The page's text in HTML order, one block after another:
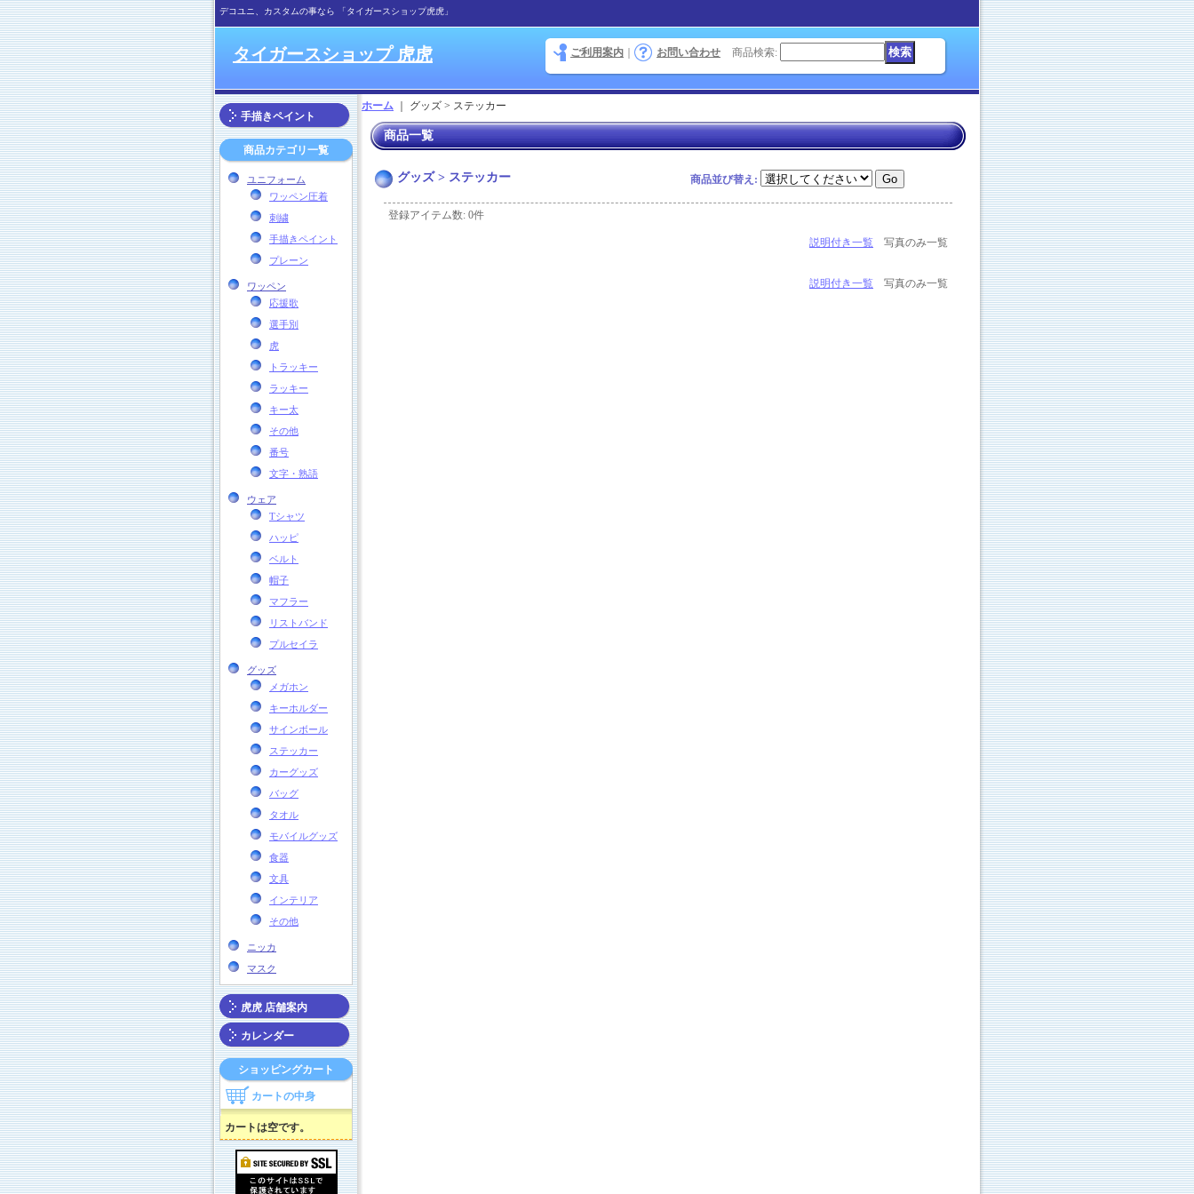
デコユニ、カスタムの事なら 「タイガースショップ虎虎」
タイガースショップ 虎虎 ご利用案内 お問い合わせ 商品検索:
手描きペイント
商品カテゴリ一覧
ユニフォーム
ワッペン圧着
刺繍
手描きペイント
プレーン
ワッペン
応援歌
選手別
虎
トラッキー
ラッキー
キー太
その他
番号
文字・熟語
ウェア
Tシャツ
ハッピ
ベルト
帽子
マフラー
リストバンド
プルセイラ
グッズ
メガホン
キーホルダー
サインボール
ステッカー
カーグッズ
バッグ
タオル
モバイルグッズ
食器
文具
インテリア
その他
ニッカ
マスク
虎虎 店舗案内
カレンダー
ショッピングカート
カートの中身
カートは空です。
ホーム グッズ > ステッカー
商品一覧
グッズ > ステッカー 商品並び替え :
登録アイテム数: 0件
説明付き一覧 写真のみ一覧
説明付き一覧 写真のみ一覧